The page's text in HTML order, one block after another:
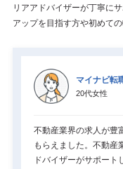
リアアドバイザーが丁寧に
アップを目指す方や初めて
マイナビ転
20代女性
不動産業界の求人が豊
もらえました。不動産
ドバイザーがサポー